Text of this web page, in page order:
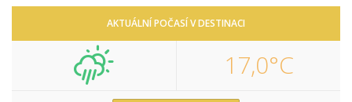
AKTUÁLNÍ POČASÍ V DESTINACI
17,0°C